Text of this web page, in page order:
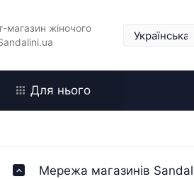
магазин жіночого
Для нього
Мережа магазинів